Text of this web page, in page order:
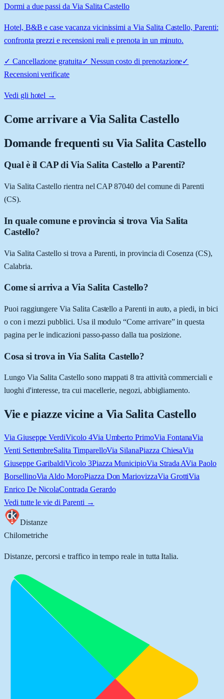
Dormi a due passi da Via Salita Castello
Hotel, B&B e case vacanza vicinissimi a Via Salita Castello, Parenti:
confronta prezzi e recensioni reali e prenota in un minuto.
✓ Cancellazione gratuita✓ Nessun costo di prenotazione✓
Recensioni verificate
Vedi gli hotel →
Come arrivare aVia Salita Castello
Domande frequenti su Via Salita Castello
Qual è il CAP di Via Salita Castello a Parenti?
Via Salita Castello rientra nel CAP 87040 del comune di Parenti
(CS).
In quale comune e provincia si trova Via Salita
Castello?
Via Salita Castello si trova a Parenti, in provincia di Cosenza (CS),
Calabria.
Come si arriva a Via Salita Castello?
Puoi raggiungere Via Salita Castello a Parenti in auto, a piedi, in bici
o con i mezzi pubblici. Usa il modulo “Come arrivare” in questa
pagina per le indicazioni passo-passo dalla tua posizione.
Cosa si trova in Via Salita Castello?
Lungo Via Salita Castello sono mappati 8 tra attività commerciali e
luoghi d'interesse, tra cui macellerie, negozi, abbigliamento.
Vie e piazze vicine a Via Salita Castello
Via Giuseppe VerdiVicolo 4Via Umberto PrimoVia FontanaVia
Venti SettembreSalita TimparelloVia SilanaPiazza ChiesaVia
Giuseppe GaribaldiVicolo 3Piazza MunicipioVia Strada AVia Paolo
BorsellinoVia Aldo MoroPiazza Don MariovizzaVia GrottiVia
Enrico De NicolaContrada Gerardo
Vedi tutte le vie di Parenti →
Distanze
Chilometriche
Distanze, percorsi e traffico in tempo reale in tutta Italia.